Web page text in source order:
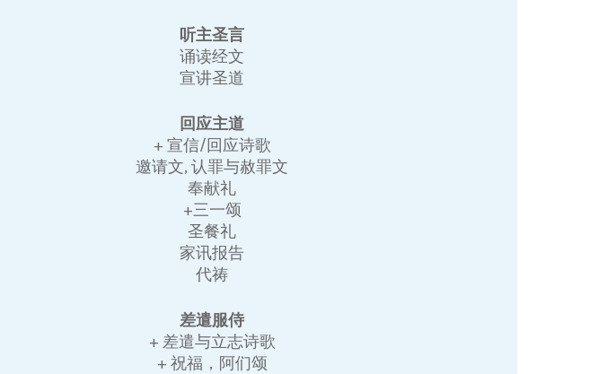
听主圣言
诵读经文
宣讲圣道
回应主道
+ 宣信/回应诗歌
邀请文, 认罪与赦罪文
奉献礼
+三一颂
圣餐礼
家讯报告
代祷
差遣服侍
+ 差遣与立志诗歌
+ 祝福，阿们颂